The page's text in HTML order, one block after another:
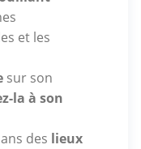
et les
sur son
la à son
des lieux